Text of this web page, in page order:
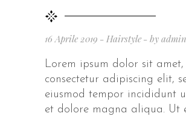
16 Aprile 2019 Hairstyle by
Lorem ipsum dolor sit amet,
consectetur adipiscing elit,
eiusmod tempor incididunt
et dolore magna aliqua. Ut